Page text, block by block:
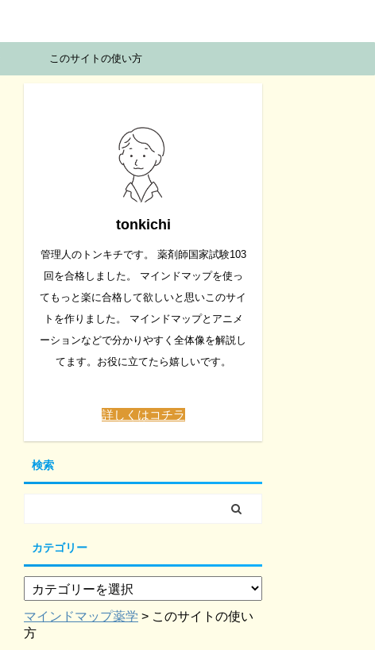
このサイトの使い方
tonkichi
管理人のトンキチです。 薬剤師国家試験103
回を合格しました。 マインドマップを使っ
てもっと楽に合格して欲しいと思いこのサイ
トを作りました。 マインドマップとアニメ
ーションなどで分かりやすく全体像を解説し
てます。お役に立てたら嬉しいです。
詳しくはコチラ
検索
カテゴリー
マインドマップ薬学 > このサイトの使い
方